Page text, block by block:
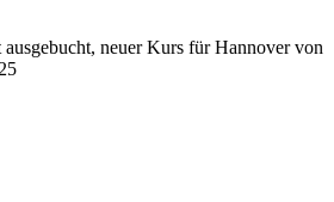
neuer Kurs für Hannover von